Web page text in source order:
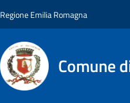
Regione Emilia Romagna
Comune